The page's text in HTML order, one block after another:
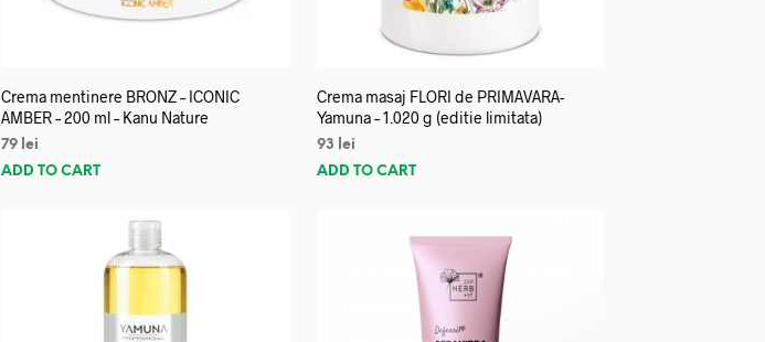
Crema mentinere BRONZ – ICONIC
AMBER – 200 ml – Kanu Nature
79 lei
ADD TO CART
Crema masaj FLORI de PRIMAVARA-
Yamuna – 1.020 g (editie limitata)
93
lei
ADD TO CART